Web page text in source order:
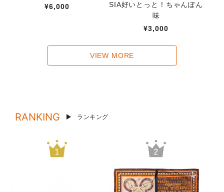
¥6,000
SIA好いとっと！ちゃんぽん
味
¥3,000
VIEW MORE
RANKING ランキング